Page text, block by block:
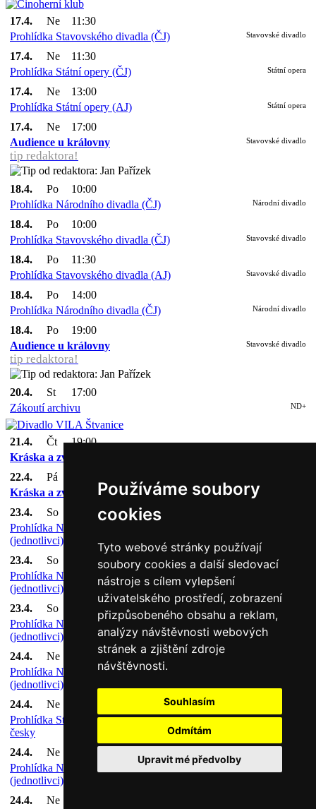
Používáme soubory
cookies
Tyto webové stránky používají
soubory cookies a další sledovací
nástroje s cílem vylepšení
uživatelského prostředí, zobrazení
přizpůsobeného obsahu a reklam,
analýzy návštěvnosti webových
stránek a zjištění zdroje
návštěvnosti.
Souhlasím
Odmítám
Upravit mé předvolby
17.4. Ne
11:30
Prohlídka Stavovského divadla (ČJ)
Stavovské divadlo
17.4. Ne
11:30
Prohlídka Státní opery (ČJ)
Státní opera
17.4. Ne
13:00
Prohlídka Státní opery (AJ)
Státní opera
17.4. Ne
17:00
Audience u královny
tip redaktora!
Stavovské divadlo
18.4. Po
10:00
Prohlídka Národního divadla (ČJ)
Národní divadlo
18.4. Po
10:00
Prohlídka Stavovského divadla (ČJ)
Stavovské divadlo
18.4. Po
11:30
Prohlídka Stavovského divadla (AJ)
Stavovské divadlo
18.4. Po
14:00
Prohlídka Národního divadla (ČJ)
Národní divadlo
18.4. Po
19:00
Audience u královny
tip redaktora!
Stavovské divadlo
20.4. St
17:00
Zákoutí archivu
ND+
21.4. Čt
19:00
Kráska a zvíře
22.4. Pá
Kráska a zvíře
Národní divadlo
23.4. So
Prohlídka Národního divadla
(jednotlivci) česky
23.4. So
Prohlídka Národního divadla
(jednotlivci) česky
23.4. So
Prohlídka Národního divadla
(jednotlivci) anglicky
Národní divadlo
24.4. Ne
Prohlídka Národního divadla
(jednotlivci) česky
24.4. Ne
Prohlídka Státní opery (jednotlivci)
česky
Státní opera
24.4. Ne
Prohlídka Národního divadla
(jednotlivci) česky
24.4. Ne